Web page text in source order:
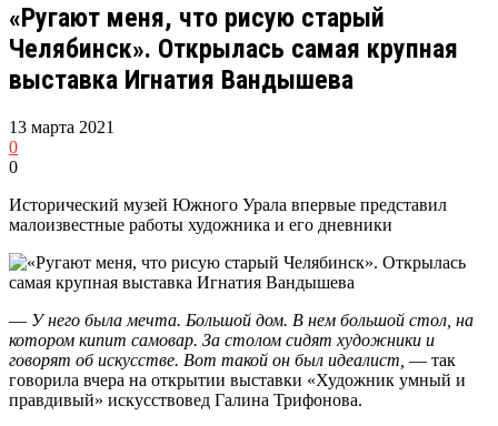
«Ругают меня, что рисую старый
Челябинск». Открылась самая крупная
выставка Игнатия Вандышева
13 марта 2021
0
0
Исторический музей Южного Урала впервые представил
малоизвестные работы художника и его дневники
— У него была мечта. Большой дом. В нем большой стол, на
котором кипит самовар. За столом сидят художники и
говорят об искусстве. Вот такой он был идеалист, — так
говорила вчера на открытии выставки «Художник умный и
правдивый» искусствовед Галина Трифонова.